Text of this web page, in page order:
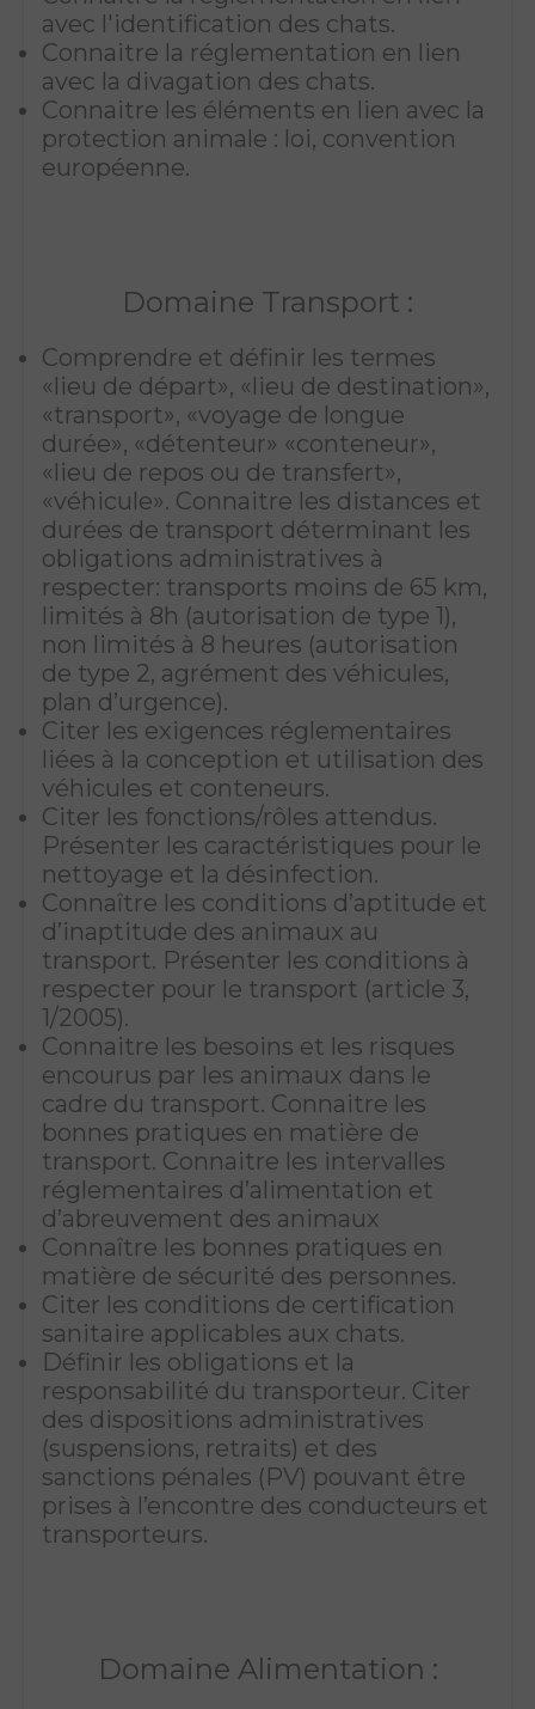
avec l'identification des chats.
Connaitre la réglementation en lien
avec la divagation des chats.
Connaitre les éléments en lien avec la
protection animale : loi, convention
européenne.
Domaine Transport :
Comprendre et définir les termes
«lieu de départ», «lieu de destination»,
«transport», «voyage de longue
durée», «détenteur» «conteneur»,
«lieu de repos ou de transfert»,
«véhicule». Connaitre les distances et
durées de transport déterminant les
obligations administratives à
respecter: transports moins de 65 km,
limités à 8h (autorisation de type 1),
non limités à 8 heures (autorisation
de type 2, agrément des véhicules,
plan d’urgence).
Citer les exigences réglementaires
liées à la conception et utilisation des
véhicules et conteneurs.
Citer les fonctions/rôles attendus.
Présenter les caractéristiques pour le
nettoyage et la désinfection.
Connaître les conditions d’aptitude et
d’inaptitude des animaux au
transport. Présenter les conditions à
respecter pour le transport (article 3,
1/2005).
Connaitre les besoins et les risques
encourus par les animaux dans le
cadre du transport. Connaitre les
bonnes pratiques en matière de
transport. Connaitre les intervalles
réglementaires d’alimentation et
d’abreuvement des animaux
Connaître les bonnes pratiques en
matière de sécurité des personnes.
Citer les conditions de certification
sanitaire applicables aux chats.
Définir les obligations et la
responsabilité du transporteur. Citer
des dispositions administratives
(suspensions, retraits) et des
sanctions pénales (PV) pouvant être
prises à l’encontre des conducteurs et
transporteurs.
Domaine Alimentation :